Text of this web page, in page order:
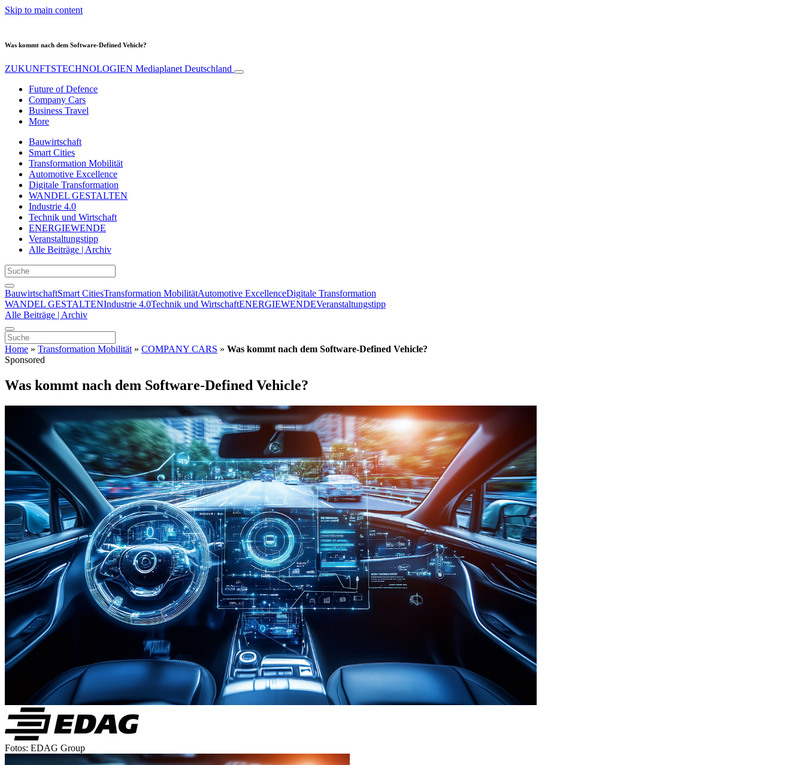
Skip to main content
Was kommt nach dem Software-Defined Vehicle?
ZUKUNFTSTECHNOLOGIEN Mediaplanet Deutschland
Future of Defence
Company Cars
Business Travel
More
Bauwirtschaft
Smart Cities
Transformation Mobilität
Automotive Excellence
Digitale Transformation
WANDEL GESTALTEN
Industrie 4.0
Technik und Wirtschaft
ENERGIEWENDE
Veranstaltungstipp
Alle Beiträge | Archiv
BauwirtschaftSmart CitiesTransformation MobilitätAutomotive ExcellenceDigitale Transformation
WANDEL GESTALTENIndustrie 4.0Technik und WirtschaftENERGIEWENDEVeranstaltungstipp
Alle Beiträge | Archiv
Home » Transformation Mobilität » COMPANY CARS » Was kommt nach dem Software-Defined Vehicle?
Sponsored
Was kommt nach dem Software-Defined Vehicle?
Fotos: EDAG Group